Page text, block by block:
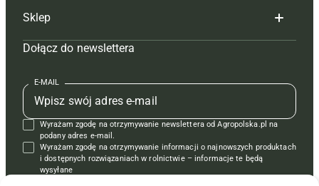
Tagi
Mapa serwisu
Kontakt
Regulamin
Polityka prywatności
Hoduj z głową świnie
Prenumerata
Redakcja
Kontakt
Reklama
Redakcja
Prenumerata
Reklama
Kontakt
Krzyżówki
Sklep
Czasopisma i prenumerata
Książki
Regulamin
Dołącz do newslettera
E-MAIL
Wyrażam zgodę na otrzymywanie newslettera od Agropolska.pl na
podany adres e-mail.
Wyrażam zgodę na otrzymywanie informacji o najnowszych produktach
i dostępnych rozwiązaniach w rolnictwie – informacje te będą
wysyłane